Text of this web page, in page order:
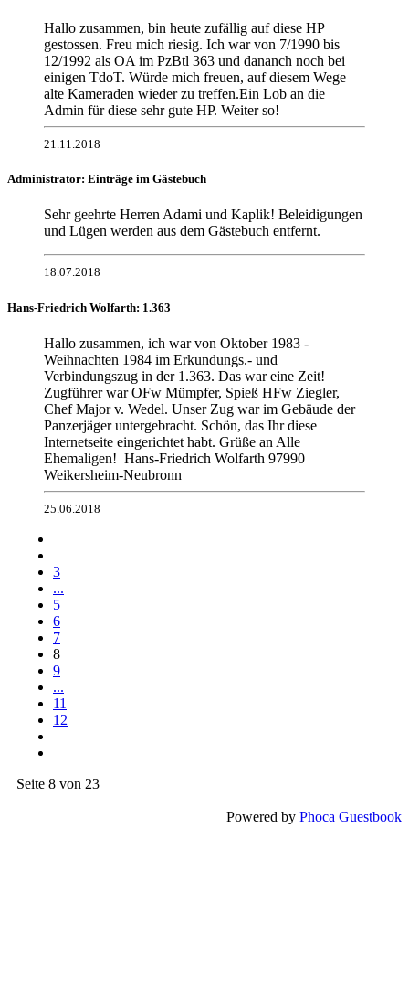
Hallo zusammen, bin heute zufällig auf diese HP
gestossen. Freu mich riesig. Ich war von 7/1990 bis
12/1992 als OA im PzBtl 363 und dananch noch bei
einigen TdoT. Würde mich freuen, auf diesem Wege
alte Kameraden wieder zu treffen.Ein Lob an die
Admin für diese sehr gute HP. Weiter so!
21.11.2018
Administrator: Einträge im Gästebuch
Sehr geehrte Herren Adami und Kaplik! Beleidigungen
und Lügen werden aus dem Gästebuch entfernt.
18.07.2018
Hans-Friedrich Wolfarth: 1.363
Hallo zusammen, ich war von Oktober 1983 -
Weihnachten 1984 im Erkundungs.- und
Verbindungszug in der 1.363. Das war eine Zeit!
Zugführer war OFw Mümpfer, Spieß HFw Ziegler,
Chef Major v. Wedel. Unser Zug war im Gebäude der
Panzerjäger untergebracht. Schön, das Ihr diese
Internetseite eingerichtet habt. Grüße an Alle
Ehemaligen! Hans-Friedrich Wolfarth 97990
Weikersheim-Neubronn
25.06.2018
3
...
5
6
7
8
9
...
11
12
Seite 8 von 23
Powered by Phoca Guestbook